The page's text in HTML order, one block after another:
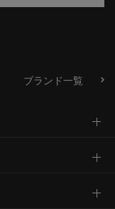
ブランド一覧